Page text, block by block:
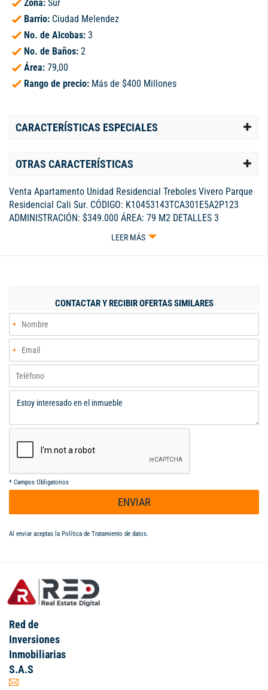
Zona: Sur
Barrio: Ciudad Melendez
No. de Alcobas: 3
No. de Baños: 2
Área: 79,00
Rango de precio: Más de $400 Millones
CARACTERÍSTICAS ESPECIALES
OTRAS CARACTERÍSTICAS
Venta Apartamento Unidad Residencial Treboles Vivero Parque
Residencial Cali Sur. CÓDIGO: K10453143TCA301E5A2P123
ADMINISTRACIÓN: $349.000 ÁREA: 79 M2 DETALLES 3
Habitaciones 2 Baños Parqueadero propio PRECIO DE VENTA
LEER MÁS
CONTACTAR Y RECIBIR OFERTAS SIMILARES
* Campos Obligatorios
ENVIAR
Al enviar aceptas la Política de Tratamiento de datos.
Red de
Inversiones
Inmobiliarias
S.A.S